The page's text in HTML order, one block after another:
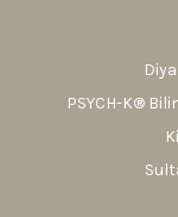
PSYCH-K®